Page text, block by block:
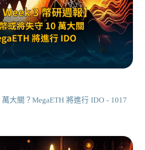
大關？MegaETH 將進行 IDO - 1017